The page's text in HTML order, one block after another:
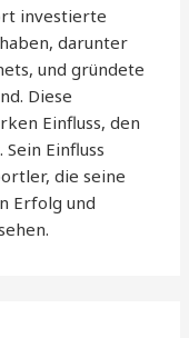
investierte
darunter
und gründete
Diese
Einfluss, den
Einfluss
die seine
Erfolg und